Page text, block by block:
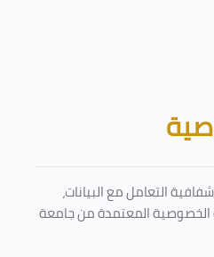
التعامل مع البيانات،
المعتمدة من جامعة